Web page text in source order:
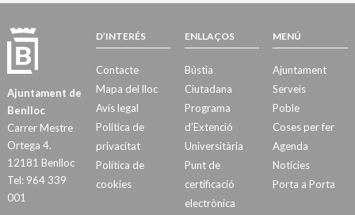
Ajuntament de
Benlloc
Carrer Mestre
Ortega 4.
12181 Benlloc
Tel: 964 339
001
D’INTERÉS
Contacte
Mapa del lloc
Avís legal
Política de
privacitat
Política de
cookies
ENLLAÇOS
Bústia
Ciutadana
Programa
d’Extenció
Universitària
Punt de
certificació
electrònica
MENÚ
Ajuntament
Serveis
Poble
Coses per fer
Agenda
Notícies
Porta a Porta